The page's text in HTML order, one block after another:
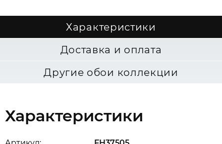
Характеристики
Доставка и оплата
Другие обои коллекции
Характеристики